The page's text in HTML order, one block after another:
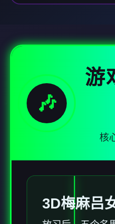
🎶
游
核
3D梅麻吕